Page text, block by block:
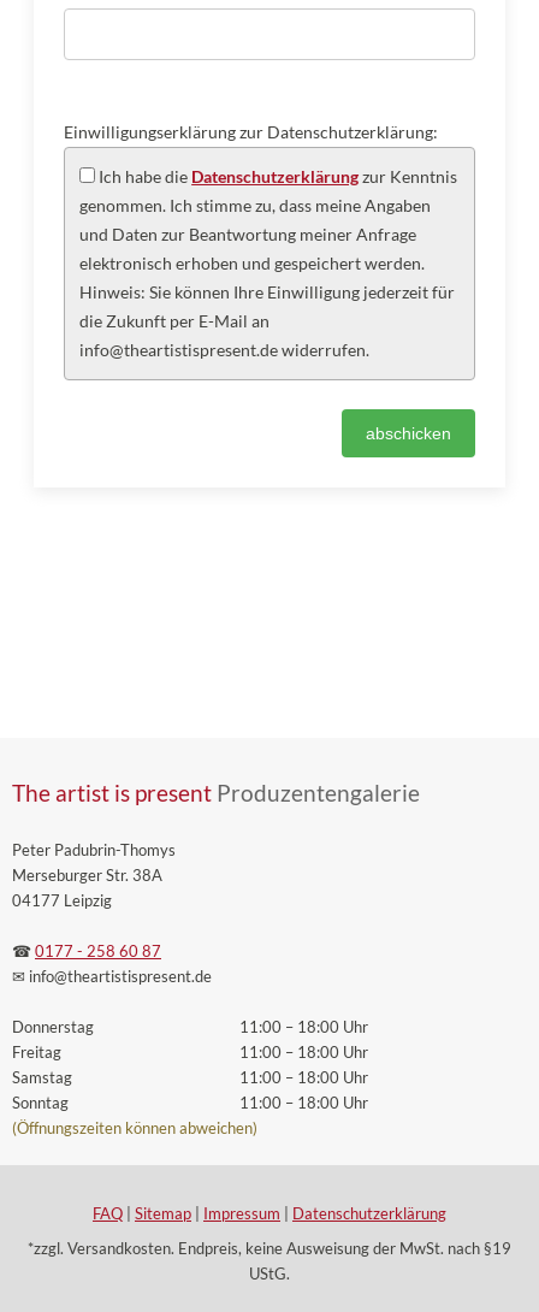
Einwilligungserklärung zur Datenschutzerklärung:
Ich habe die Datenschutzerklärungzur Kenntnis
genommen. Ich stimme zu, dass meine Angaben
und Daten zur Beantwortung meiner Anfrage
elektronisch erhoben und gespeichert werden.
Hinweis: Sie können Ihre Einwilligung jederzeit für
die Zukunft per E-Mail an
info@theartistispresent.de widerrufen.
The artist is present Produzentengalerie
Peter Padubrin-Thomys
Merseburger Str. 38A
04177 Leipzig
☎ 0177 - 258 60 87
✉ info@theartistispresent.de
Donnerstag
Freitag
Samstag
Sonntag
11:00 – 18:00 Uhr
11:00 – 18:00 Uhr
11:00 – 18:00 Uhr
11:00 – 18:00 Uhr
(Öffnungszeiten können abweichen)
FAQ Sitemap Impressum
Datenschutzerklärung
*zzgl. Versandkosten. Endpreis, keine Ausweisung der MwSt. nach §19
UStG.